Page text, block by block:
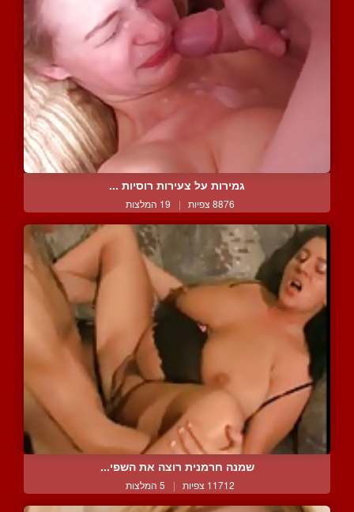
גמירות על צעירות רוסיות ...
8876 צפיות | 19 המלצות
שמנה חרמנית רוצה את השפי...
11712 צפיות | 5 המלצות